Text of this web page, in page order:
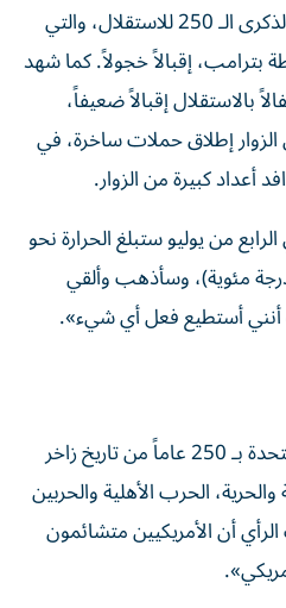
وشهدت فعاليات الاحتفال بالذكرى الـ 250 للاستقلال، والتي
إقبالاً خجولاً. كما شهد
بالاستقلال إقبالاً ضعيفاً،
إطلاق حملات ساخرة، في
أعداد كبيرة من الزوار.
من يوليو ستبلغ الحرارة نحو
درجات فهرنهايت (41 درجة مئوية)، وسأذهب وألقي
أنني أستطيع فعل أي شيء».
وفي حين تحتفل الولايات المتحدة بـ 250 عاماً من تاريخ زاخر
الحرب الأهلية والحربين
أن الأمريكيين متشائمون